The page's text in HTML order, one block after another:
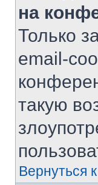
на
Только
email-
такую
Вернуться